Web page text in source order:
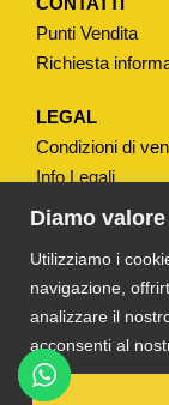
Diamo
Utilizziamo i
navigazione,
analizzare il
acconsenti al
L
O
A
M
P
A
G
N
Punti Vendita
Richiesta
LEGAL
Condizioni di
Info Legali
Note Legali
TS DACOM